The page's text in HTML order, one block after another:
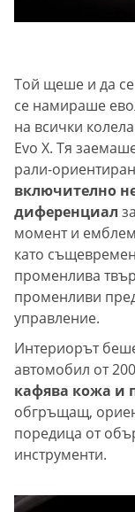
Той щеше и да
се намираше
на всички
Evo X. Тя
рали-
включително
диференциал
момент и
като
променлива
променливи
управление.
Интериорът
автомобил от
кафява кожа и
обгръщащ,
поредица от
инструменти.